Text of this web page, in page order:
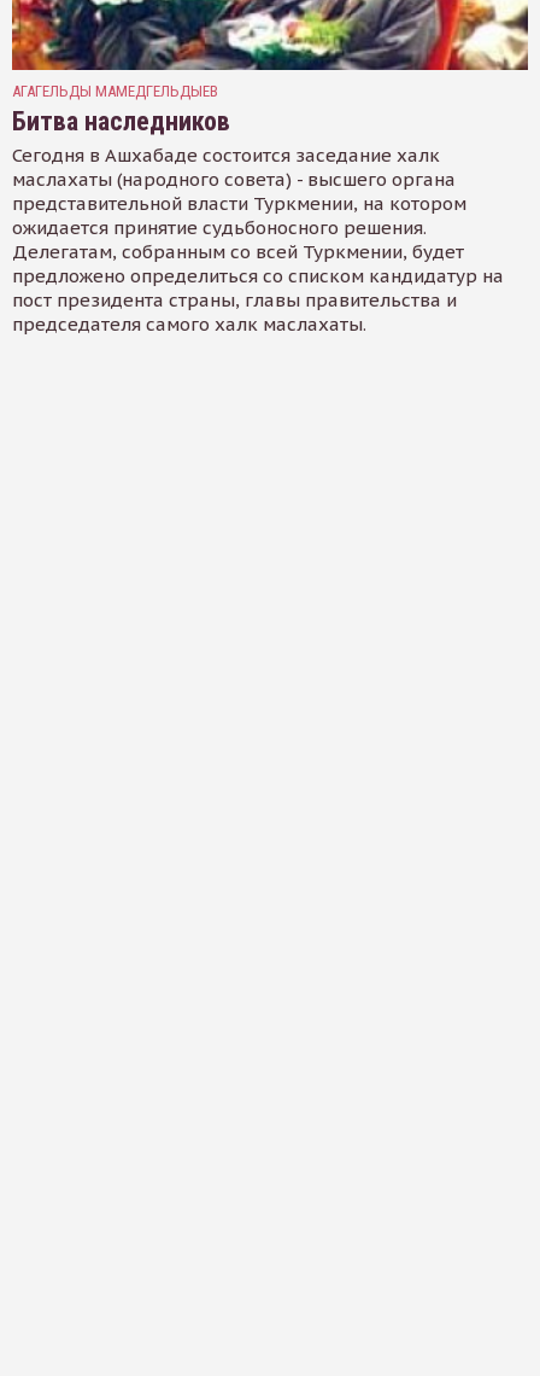
АГАГЕЛЬДЫ МАМЕДГЕЛЬДЫЕВ
Битва наследников
Сегодня в Ашхабаде состоится заседание халк
маслахаты (народного совета) - высшего органа
представительной власти Туркмении, на котором
ожидается принятие судьбоносного решения.
Делегатам, собранным со всей Туркмении, будет
предложено определиться со списком кандидатур на
пост президента страны, главы правительства и
председателя самого халк маслахаты.